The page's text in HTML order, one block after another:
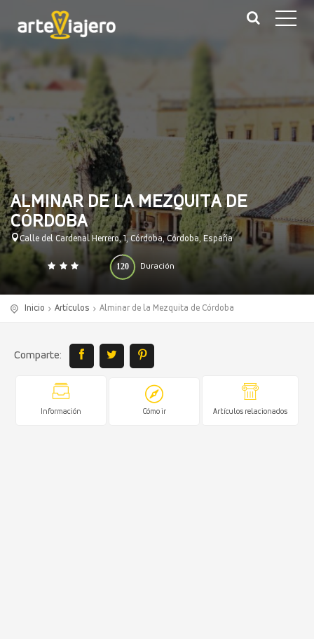
ALMINAR DE LA MEZQUITA DE
CÓRDOBA
Calle del Cardenal Herrero, 1, Córdoba, Córdoba, España
Duración
120
0 140
Inicio Artículos Alminar de la Mezquita de Córdoba
Comparte:
Información Cómo ir Artículos relacionados